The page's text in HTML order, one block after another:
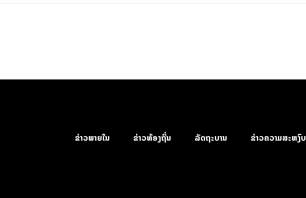
ຂ່າວພາຍໃນ ຂ່າວທ້ອງຖິ່ນ ລັດຖະບານ ຂ່າວຄວາມສະຫງົບ